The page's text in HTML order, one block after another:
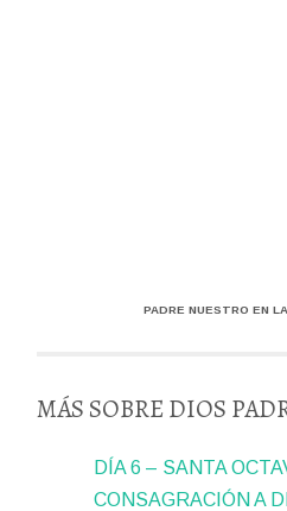
PADRE NUESTRO EN
MÁS SOBRE DIOS
DÍA 6 – SANTA
CONSAGRACIÓN A